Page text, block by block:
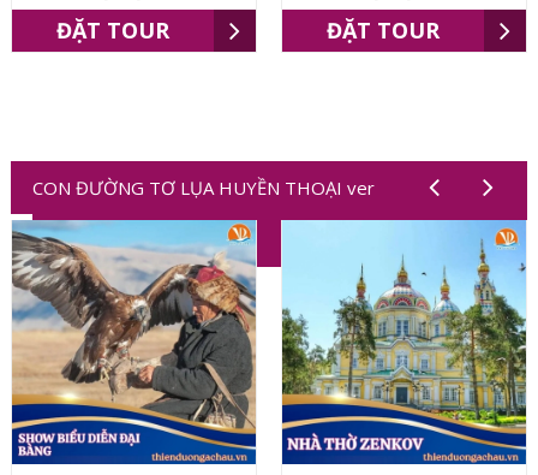
ĐẶT TOUR ĐẶT TOUR
CON ĐƯỜNG TƠ LỤA HUYỀN THOẠI ver
1,2,3,4,5,6,7,8,9,10